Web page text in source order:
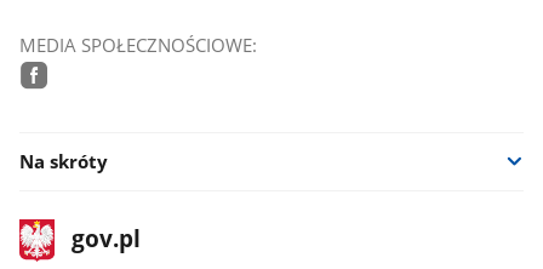
MEDIA SPOŁECZNOŚCIOWE:
Na skróty
stopka
gov.plStrona
gov.pl